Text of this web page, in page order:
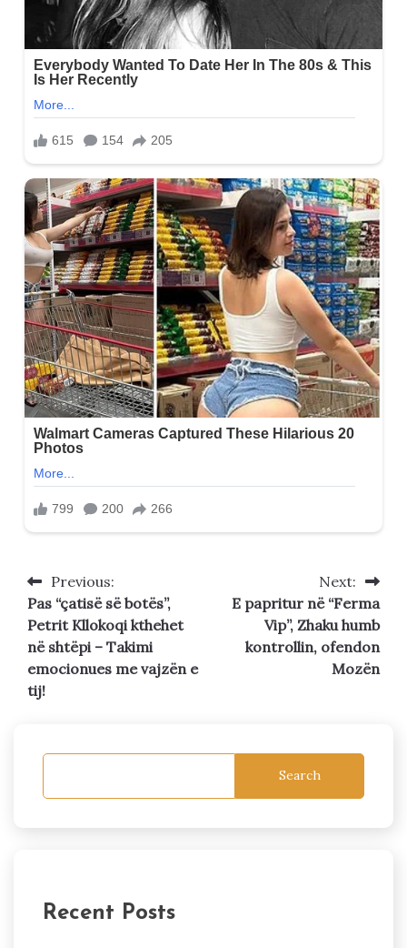
Post
navigation
Previous:
Pas “çatisë së botës”,
Petrit Kllokoqi kthehet
në shtëpi – Takimi
emocionues me vajzën e
tij!
Next:
E papritur në “Ferma
Vip”, Zhaku humb
kontrollin, ofendon
Mozën
Search
Recent Posts